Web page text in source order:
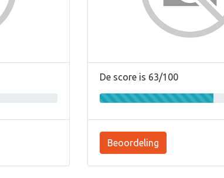
De score is 63/100
Beoordeling